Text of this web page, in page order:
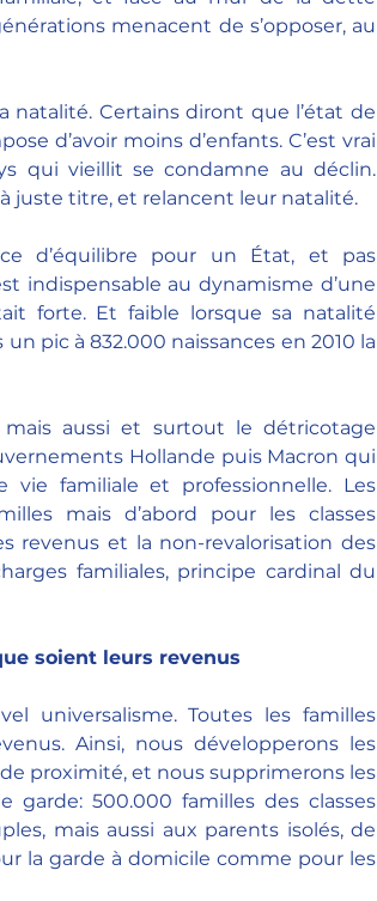
menacent de s’opposer, au
natalité. Certains diront que l’état de
d’avoir moins d’enfants. C’est vrai
qui vieillit se condamne au déclin.
juste titre, et relancent leur natalité.
d’équilibre pour un État, et pas
indispensable au dynamisme d’une
forte. Et faible lorsque sa natalité
pic à 832.000 naissances en 2010 la
mais aussi et surtout le détricotage
Hollande puis Macron qui
familiale et professionnelle. Les
mais d’abord pour les classes
revenus et la non-revalorisation des
familiales, principe cardinal du
soient leurs revenus
universalisme. Toutes les familles
Ainsi, nous développerons les
proximité, et nous supprimerons les
500.000 familles des classes
mais aussi aux parents isolés, de
la garde à domicile comme pour les